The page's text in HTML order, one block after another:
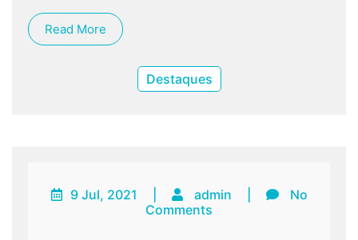
Read More
Destaques
9 Jul, 2021 admin
No
Comments